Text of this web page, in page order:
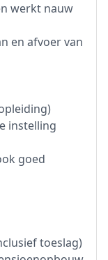
werkt nauw
en afvoer van
instelling
goed
toeslag)